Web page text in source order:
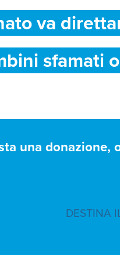
va
sfamati
una
DESTINA